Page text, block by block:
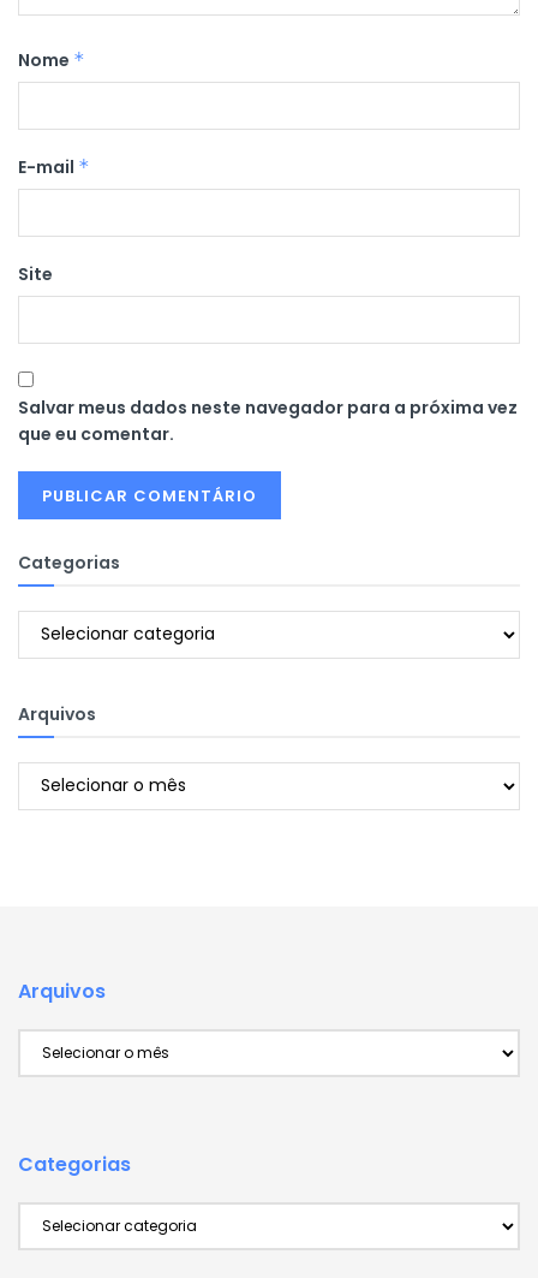
Nome *
E-mail *
Site
Salvar meus dados neste navegador para a próxima vez
que eu comentar.
Categorias
Categorias
Arquivos
Arquivos
Arquivos
Categorias